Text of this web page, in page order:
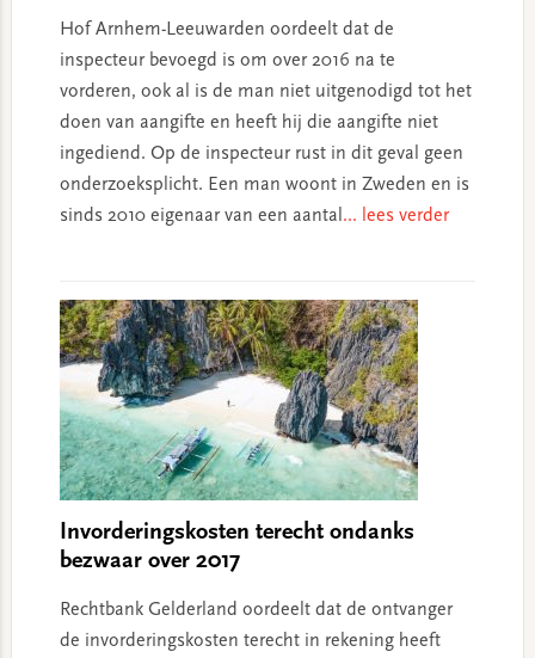
Hof Arnhem-Leeuwarden oordeelt dat de
inspecteur bevoegd is om over 2016 na te
vorderen, ook al is de man niet uitgenodigd tot het
doen van aangifte en heeft hij die aangifte niet
ingediend. Op de inspecteur rust in dit geval geen
onderzoeksplicht. Een man woont in Zweden en is
sinds 2010 eigenaar van een aantal... lees verder
Invorderingskosten terecht ondanks
bezwaar over 2017
Rechtbank Gelderland oordeelt dat de ontvanger
de invorderingskosten terecht in rekening heeft